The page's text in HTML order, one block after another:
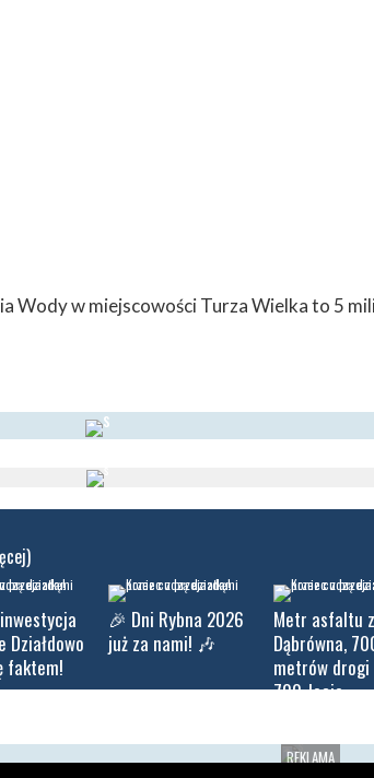
Wody w miejscowości Turza Wielka to 5
Działdowo
faktem!
🎉 Dni Rybna 2026
już za nami! 🎶
Metr asfaltu
Dąbrówna,
metrów drogi
700-lecie